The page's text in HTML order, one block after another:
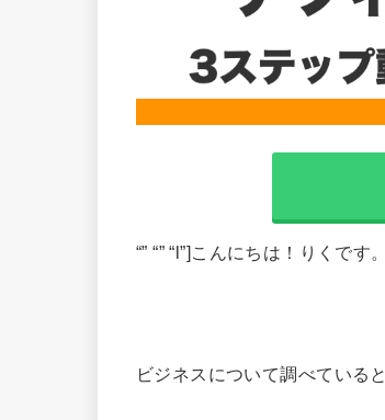
“” “” “l”]こんにちは！りくです。
ビジネスについて調べていると